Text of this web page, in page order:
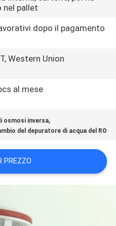
nel pallet
dopo il pagamento
Western Union
al mese
osmosi inversa,
del depuratore di acqua del RO
PREZZO